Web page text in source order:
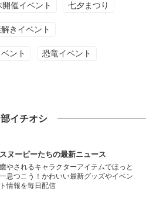
催イベント 七夕まつり
きイベント
ント 恐竜イベント
イチオシ
スヌーピーたちの最新ニュース
癒やされるキャラクターアイテムでほっと
一息つこう！かわいい最新グッズやイベン
ト情報を毎日配信